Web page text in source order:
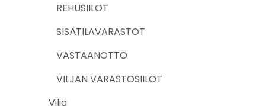
REHUSIILOT
SISÄTILAVARASTOT
VASTAANOTTO
VILJAN VARASTOSIILOT
Vilja